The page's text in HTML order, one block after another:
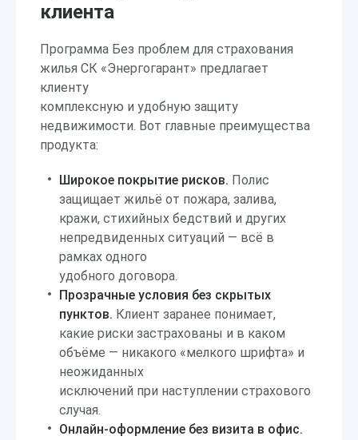
клиента
Программа Без проблем для страхования
жилья СК «Энергогарант» предлагает
клиенту
комплексную и удобную защиту
недвижимости. Вот главные преимущества
продукта:
Широкое покрытие рисков. Полис
защищает жильё от пожара, залива,
кражи, стихийных бедствий и других
непредвиденных ситуаций — всё в
рамках одного
удобного договора.
Прозрачные условия без скрытых
пунктов. Клиент заранее понимает,
какие риски застрахованы и в каком
объёме — никакого «мелкого шрифта» и
неожиданных
исключений при наступлении страхового
случая.
Онлайн-оформление без визита в офис.